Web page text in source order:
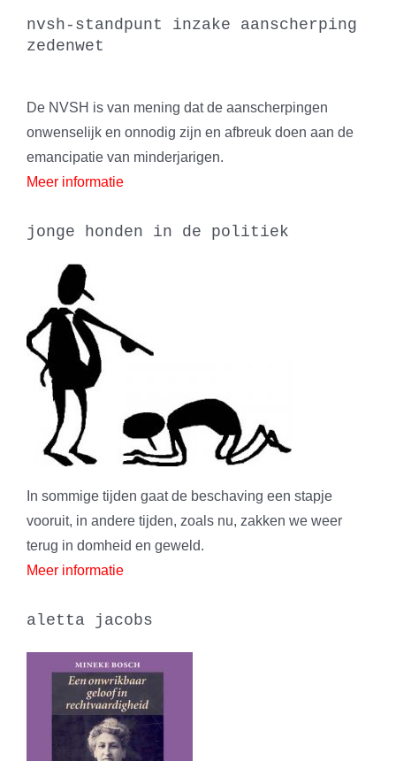
nvsh-standpunt inzake aanscherping
zedenwet
De NVSH is van mening dat de aanscherpingen
onwenselijk en onnodig zijn en afbreuk doen aan de
emancipatie van minderjarigen.
Meer informatie
jonge honden in de politiek
In sommige tijden gaat de beschaving een stapje
vooruit, in andere tijden, zoals nu, zakken we weer
terug in domheid en geweld.
Meer informatie
aletta jacobs